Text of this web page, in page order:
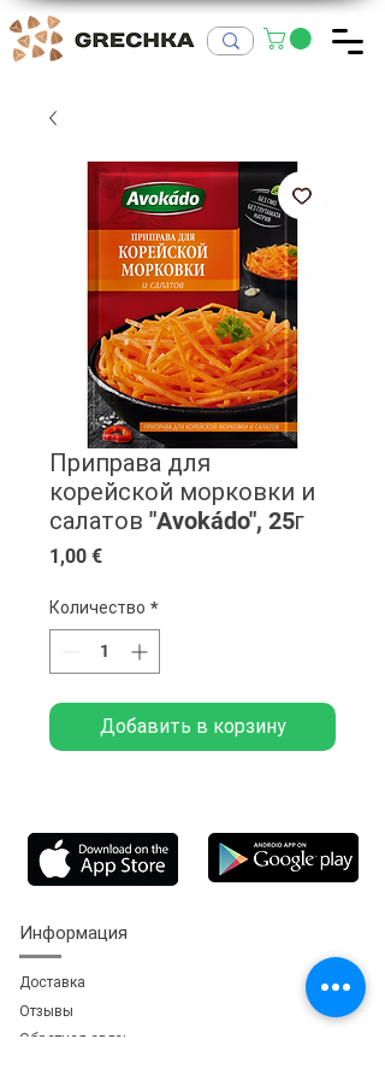
Приправа для
корейской морковки и
салатов "Avokádo", 25г
1,00 €Цена
Количество *
Добавить в корзину
Информация
Доставка
Отзывы
Обратная связь